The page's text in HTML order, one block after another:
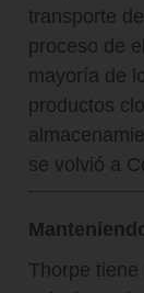
transporte
proceso de
mayoría de
productos
se volvió a
Thorpe